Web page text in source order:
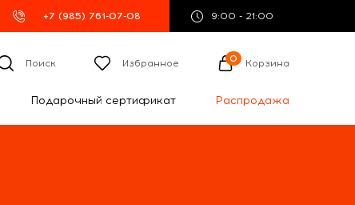
+7 (985) 761-07-08 9:00 - 21:00
Поиск Избранное 0 Корзина
Подарочный сертификат Распродажа